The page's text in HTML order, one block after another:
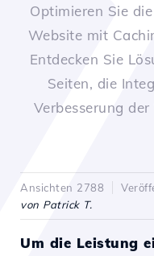
Optimieren Sie
Website mit
Entdecken Sie
Seiten, die
Verbesserung
Ansichten 2788
von Patrick T.
Um die Leistung